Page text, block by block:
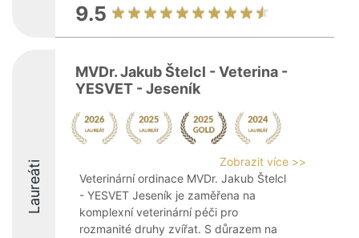
9.5
Laureáti
MVDr. Jakub Štelcl - Veterina -
YESVET - Jeseník
Zobrazit více >>
Veterinární ordinace MVDr. Jakub Štelcl
- YESVET Jeseník je zaměřena na
komplexní veterinární péči pro
rozmanité druhy zvířat. S důrazem na